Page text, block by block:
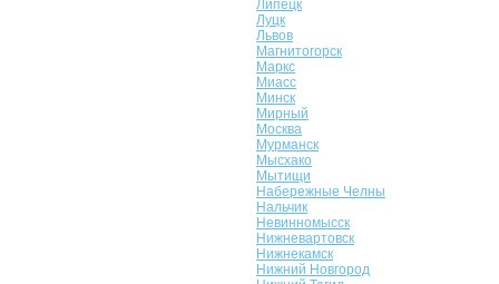
Липецк
Луцк
Львов
Магнитогорск
Маркс
Миасс
Минск
Мирный
Москва
Мурманск
Мысхако
Мытищи
Набережные Челны
Нальчик
Невинномысск
Нижневартовск
Нижнекамск
Нижний Новгород